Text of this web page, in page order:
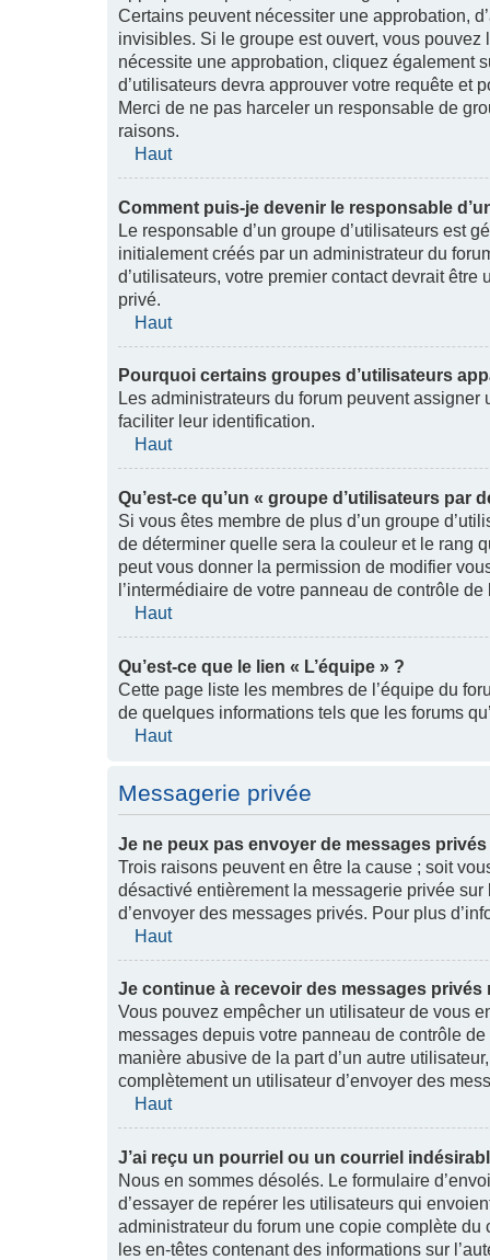
Certains peuvent nécessiter une approbation,
invisibles. Si le groupe est ouvert, vous
nécessite une approbation, cliquez également
d’utilisateurs devra approuver votre requête et
Merci de ne pas harceler un responsable de
raisons.
Haut
Comment puis-je devenir le responsable
Le responsable d’un groupe d’utilisateurs est
initialement créés par un administrateur du
d’utilisateurs, votre premier contact devrait
privé.
Haut
Pourquoi certains groupes d’utilisateurs
Les administrateurs du forum peuvent assigner
faciliter leur identification.
Haut
Qu’est-ce qu’un « groupe d’utilisateurs par
Si vous êtes membre de plus d’un groupe
de déterminer quelle sera la couleur et le rang
peut vous donner la permission de modifier
l’intermédiaire de votre panneau de contrôle de
Haut
Qu’est-ce que le lien « L’équipe » ?
Cette page liste les membres de l’équipe du
de quelques informations tels que les forums
Haut
Messagerie privée
Je ne peux pas envoyer de messages privés
Trois raisons peuvent en être la cause ; soit
désactivé entièrement la messagerie privée
d’envoyer des messages privés. Pour plus
Haut
Je continue à recevoir des messages privés
Vous pouvez empêcher un utilisateur de vous
messages depuis votre panneau de contrôle
manière abusive de la part d’un autre
complètement un utilisateur d’envoyer des
Haut
J’ai reçu un pourriel ou un courriel
Nous en sommes désolés. Le formulaire
d’essayer de repérer les utilisateurs qui
administrateur du forum une copie complète du
les en-têtes contenant des informations sur